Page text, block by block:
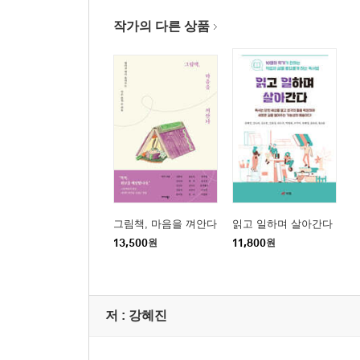
무서운 엄마, 무심한 엄마/ 황은미
3장 이해하기 시작했습니다
마흔, 불혹의 온도/ 강혜진
남편 덕에 인생 레벨 업/ 김미애
애도를 통해 깨닫게 된 엄마의 손길/ 김선호
내 나이 마흔, 아버지의 시간을 걷다/ 백현기
있는 그대로 괜찮다/ 신민진
나를 다듬는 엄마 노트/ 황은미
작가의 다른 상품
그림책, 마음을 껴안다
13,500원
읽고 일하며 살아간다
11,800원
저 : 강혜진